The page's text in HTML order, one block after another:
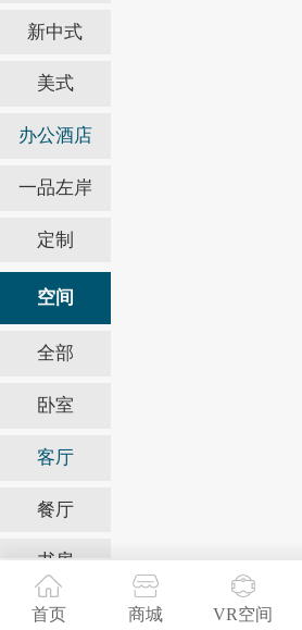
新中式
美式
办公酒店
一品左岸
定制
空间
全部
卧室
客厅
餐厅
书房
办公室
首页 商城 VR空间